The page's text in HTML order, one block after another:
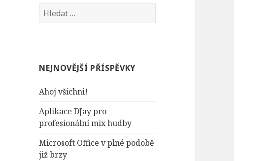
V
y
d
v
n
í
NEJNOVĚJŠÍ PŘÍSPĚVKY
Ahoj všichni!
Aplikace DJay pro
profesionální mix hudby
Microsoft Office v plné podobě
již brzy